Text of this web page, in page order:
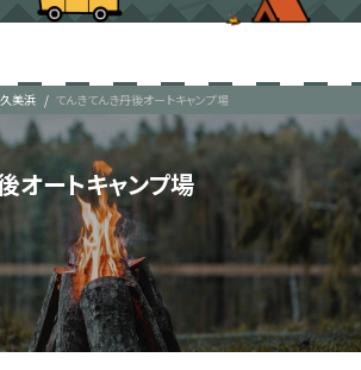
美浜 てんきてんき丹後オートキャンプ場
オートキャンプ場